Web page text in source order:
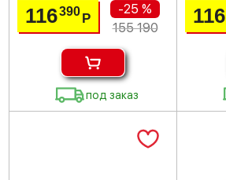
116390Р
-25 %
155 190
под заказ
116